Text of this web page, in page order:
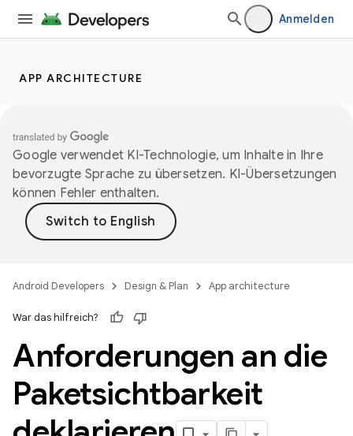
Anmelden
APP ARCHITECTURE
Google verwendet KI-Technologie, um Inhalte in Ihre
bevorzugte Sprache zu übersetzen. KI-Übersetzungen
können Fehler enthalten.
Android Developers Design & Plan App architecture
War das hilfreich?
Anforderungen an die
Paketsichtbarkeit